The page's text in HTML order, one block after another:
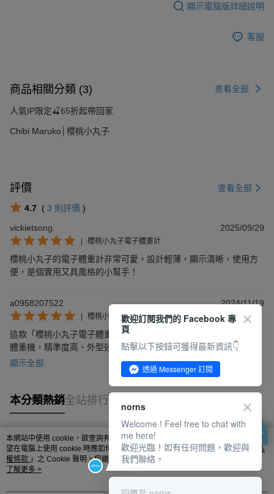
顯示電腦版詳細說明
客服
商品相關分類 (3) 查看全部
人氣IP限定🍒65折起帶回家
Chibi Maruko│櫻桃小丸子
評價 查看全部
4.7 ( 3 則評價 )
vickietsong.
2025/09/29
櫻桃小丸子電子體重計
櫻桃小丸子的電子體重計非常可愛，設計輕薄，顯示清晰，使用方
便，是個實用又具風格的小幫手！
a0958207522 2024/11/19
櫻桃小丸子電子體重計
這款「櫻桃小丸子電子體重計」採用正版授權設計，LED輕薄電子
體重機，精準度高、外型迷人，讓您輕鬆掌握身材變化，值得信賴
的選擇。
顯示全部
本分類熱銷全站排行
熱門標籤
本網站中使用 cookie，欲查詢有關本網站使用 cookie 方式之詳情，及若您不希
望在電腦上使用 cookie 時應如何變更電腦的 cookie 設定，請參閱本網站「
隱私
權條款 」之 Cookie 聲明。您繼續使用本網站即表示您同意本公司得按本網站使
用條款之 Cookie 聲明使用 cookie。
了解更多 >
歡迎訂閱我們的 Facebook 專
頁
點擊以下按鈕可獲得最新資訊👇
透過 Messenger 訂閱
norns
Welcome ! Feel free to chat with
me here!
歡迎光臨！如有任何問題，歡迎與
我們聯絡。